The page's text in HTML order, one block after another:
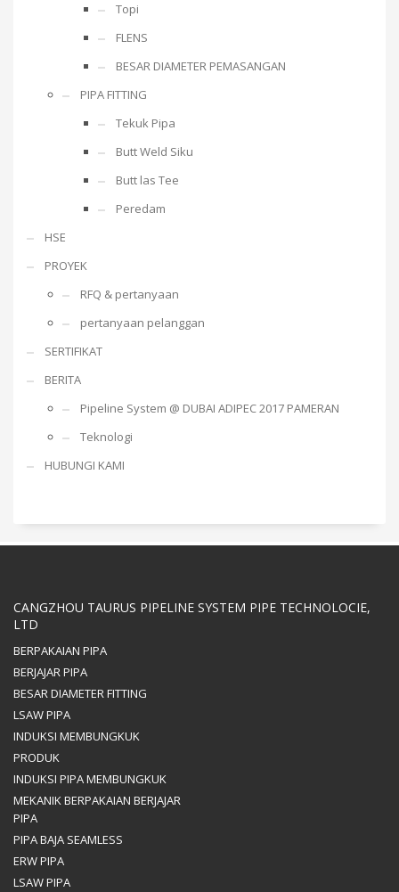
Topi
FLENS
BESAR DIAMETER PEMASANGAN
PIPA FITTING
Tekuk Pipa
Butt Weld Siku
Butt las Tee
Peredam
HSE
PROYEK
RFQ & pertanyaan
pertanyaan pelanggan
SERTIFIKAT
BERITA
Pipeline System @ DUBAI ADIPEC 2017 PAMERAN
Teknologi
HUBUNGI KAMI
CANGZHOU TAURUS PIPELINE SYSTEM PIPE TECHNOLOCIE,
LTD
BERPAKAIAN PIPA
BERJAJAR PIPA
BESAR DIAMETER FITTING
LSAW PIPA
INDUKSI MEMBUNGKUK
PRODUK
INDUKSI PIPA MEMBUNGKUK
MEKANIK BERPAKAIAN BERJAJAR
PIPA
PIPA BAJA SEAMLESS
ERW PIPA
LSAW PIPA